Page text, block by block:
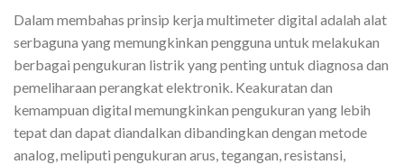
Dalam membahas prinsip kerja multimeter digital adalah alat
serbaguna yang memungkinkan pengguna untuk melakukan
berbagai pengukuran listrik yang penting untuk diagnosa dan
pemeliharaan perangkat elektronik. Keakuratan dan
kemampuan digital memungkinkan pengukuran yang lebih
tepat dan dapat diandalkan dibandingkan dengan metode
analog, meliputi pengukuran arus, tegangan, resistansi,